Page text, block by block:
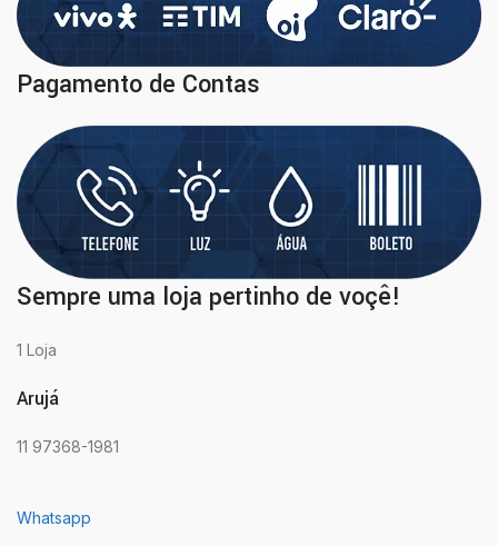
Pagamento de Contas
Sempre uma loja pertinho de voçê!
1 Loja
Arujá
11 97368-1981
Whatsapp